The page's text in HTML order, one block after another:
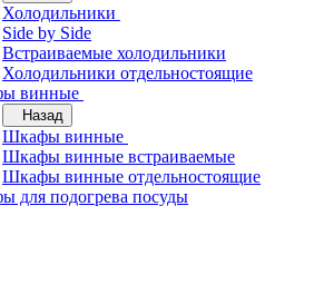
Холодильники
Side by Side
Встраиваемые холодильники
Холодильники отдельностоящие
винные
Назад
Шкафы винные
Шкафы винные встраиваемые
Шкафы винные отдельностоящие
для подогрева посуды